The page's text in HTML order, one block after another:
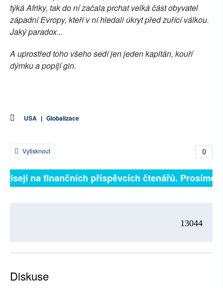
týká Afriky, tak do ní začala prchat velká část obyvatel
západní Evropy, kteří v ní hledali úkryt před zuřící válkou.
Jaký paradox...
A uprostřed toho všeho sedí jen jeden kapitán, kouří
dýmku a popíjí gin.
USA | Globalizace
0
Vytisknout
na finančních příspěvcích čtenářů. Prosíme,
13044
Diskuse